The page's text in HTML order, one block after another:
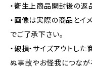
・衛生上商品開封後の返
・画像は実際の商品とイ
でご了承下さい。
・破損・サイズアウトし
ぬ事故やお怪我につなが